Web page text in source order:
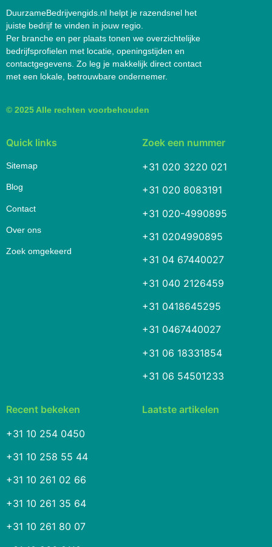
DuurzameBedrijvengids.nl helpt je razendsnel het
juiste bedrijf te vinden in jouw regio.
Per branche en per plaats tonen we overzichtelijke
bedrijfsprofielen met locatie, openingstijden en
contactgegevens. Zo leg je makkelijk direct contact
met een lokale, betrouwbare ondernemer.
© 2025 Alle rechten voorbehouden
Quick links
Sitemap
Blog
Contact
Over ons
Zoek omgekeerd
Zoek een nummer
+31 020 3220 021
+31 020 8083191
+31 020-4990895
+31 0204990895
+31 04 67440027
+31 040 2126459
+31 0418645295
+31 0467440027
+31 06 18331854
+31 06 54501233
Recent bekeken
+31 10 254 0450
+31 10 258 55 44
+31 10 261 02 66
+31 10 261 35 64
+31 10 261 80 07
Laatste artikelen